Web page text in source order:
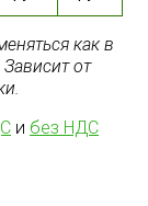
как в
Зависит от
и без НДС